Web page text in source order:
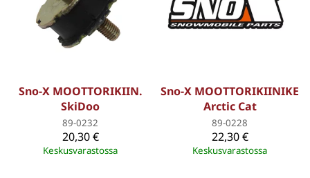
Sno-X MOOTTORIKIIN.
SkiDoo
89-0232
20,30 €
Keskusvarastossa
Sno-X MOOTTORIKIINIKE
Arctic Cat
89-0228
22,30 €
Keskusvarastossa